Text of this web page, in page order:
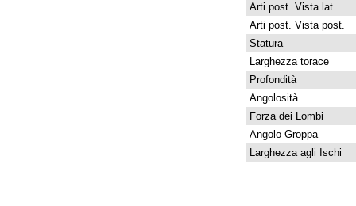
Arti post. Vista lat.
Arti post. Vista post.
Statura
Larghezza torace
Profondità
Angolosità
Forza dei Lombi
Angolo Groppa
Larghezza agli Ischi